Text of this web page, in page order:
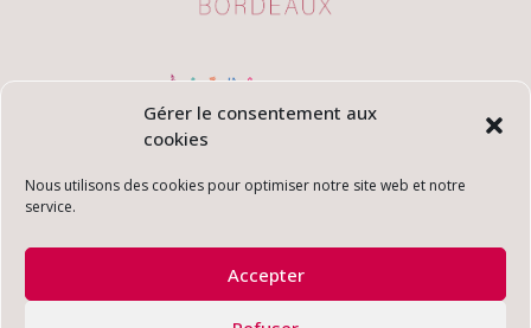
Gérer le consentement aux
cookies
Nous utilisons des cookies pour optimiser notre site web et notre
service.
Accepter